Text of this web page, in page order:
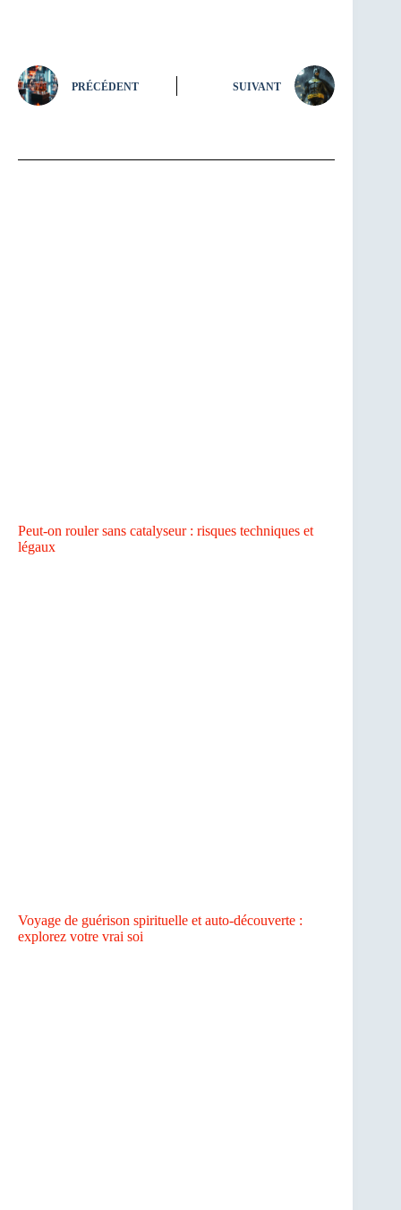
PRÉCÉDENT SUIVANT
Peut-on rouler sans catalyseur : risques techniques et
légaux
Voyage de guérison spirituelle et auto-découverte :
explorez votre vrai soi